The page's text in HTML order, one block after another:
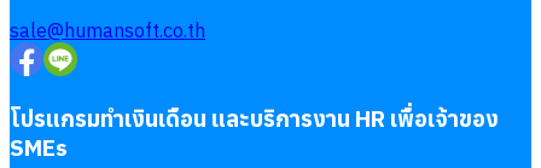
sale@humansoft.co.th
โปรแกรมทำเงินเดือน และบริการงาน HR เพื่อเจ้าของ
SMEs